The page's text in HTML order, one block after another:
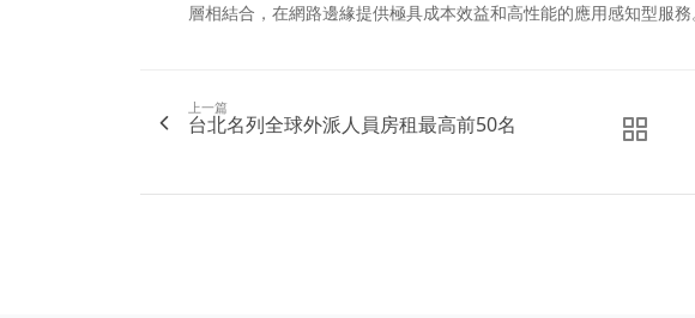
層相結合，在網路邊緣提供極具成本效益和高性能的應用感知型服務
上一篇
台北名列全球外派人員房租最高前50名